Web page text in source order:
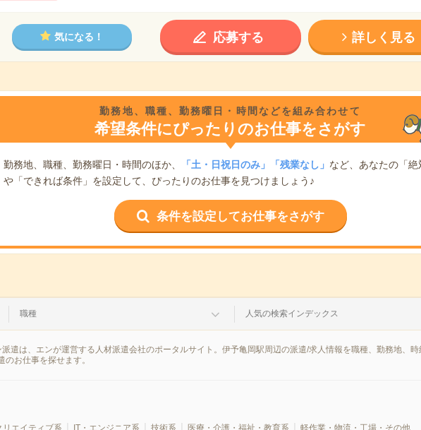
気になる！ 応募する 詳しく見る
勤務地、職種、勤務曜日・時間などを組み合わせて
希望条件にぴったりのお仕事をさがす
勤務地、職種、勤務曜日・時間のほか、 「土・日祝日のみ」「残業なし」 など、あなたの「絶
や「できれば条件」を設定して、ぴったりのお仕事を見つけましょう♪
条件を設定してお仕事をさがす
職種 人気の検索インデックス
遣は、エンが運営する人材派遣会社のポータルサイト。伊予亀岡駅周辺の派遣/求人情報を職種、勤務地、時
お仕事を探せます。
リエイティブ系 IT・エンジニア系 技術系 医療・介護・福祉・教育系 軽作業・物流・工場・その他